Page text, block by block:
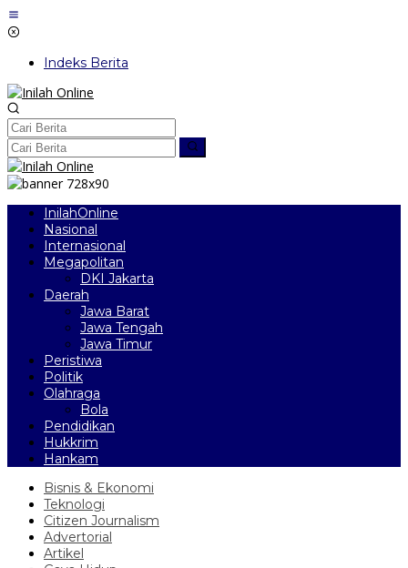
Lewati
ke
Indeks Berita
InilahOnline
Nasional
Internasional
Megapolitan
DKI Jakarta
Daerah
Jawa Barat
Jawa Tengah
Jawa Timur
Peristiwa
Politik
Olahraga
Bola
Pendidikan
Hukkrim
Hankam
Bisnis & Ekonomi
Teknologi
Citizen Journalism
Advertorial
Artikel